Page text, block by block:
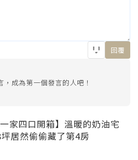
回覆
，成為第一個發言的人吧！
一家四口開箱】溫暖的奶油宅
居然偷偷藏了第4房